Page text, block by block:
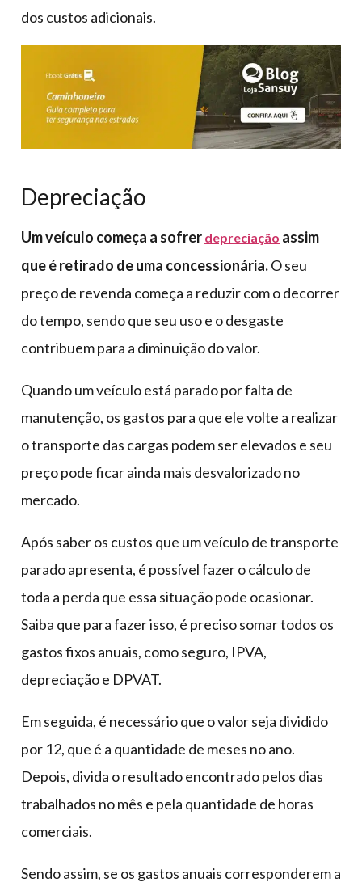
dos custos adicionais.
Depreciação
Um veículo começa a sofrer depreciação assim
que é retirado de uma concessionária.O seu
preço de revenda começa a reduzir com o decorrer
do tempo, sendo que seu uso e o desgaste
contribuem para a diminuição do valor.
Quando um veículo está parado por falta de
manutenção, os gastos para que ele volte a realizar
o transporte das cargas podem ser elevados e seu
preço pode ficar ainda mais desvalorizado no
mercado.
Após saber os custos que um veículo de transporte
parado apresenta, é possível fazer o cálculo de
toda a perda que essa situação pode ocasionar.
Saiba que para fazer isso, é preciso somar todos os
gastos fixos anuais, como seguro, IPVA,
depreciação e DPVAT.
Em seguida, é necessário que o valor seja dividido
por 12, que é a quantidade de meses no ano.
Depois, divida o resultado encontrado pelos dias
trabalhados no mês e pela quantidade de horas
comerciais.
Sendo assim, se os gastos anuais corresponderem a